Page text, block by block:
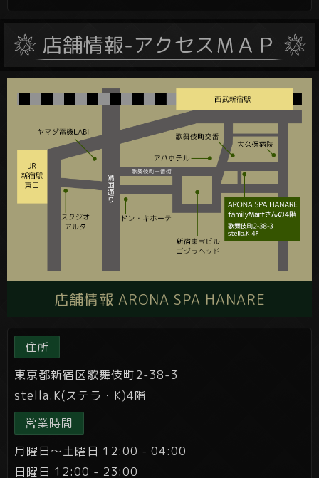
店舗情報 ARONA SPA HANARE
住所
東京都新宿区歌舞伎町2-38-3
stella.K(ステラ・K)4階
営業時間
月曜日～土曜日 12:00 - 04:00
日曜日 12:00 - 23:00